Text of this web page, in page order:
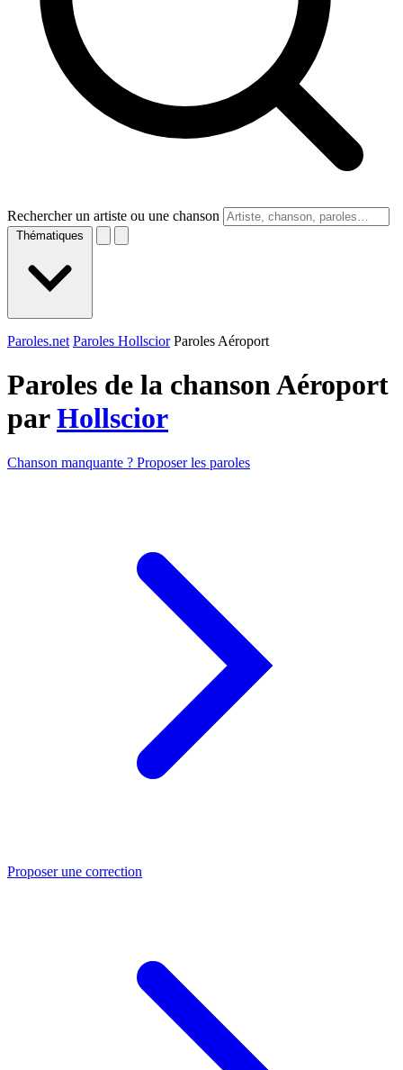
Rechercher un artiste ou une chanson
Thématiques
Paroles.net Paroles Hollscior Paroles Aéroport
Paroles de la chanson Aéroport
parHollscior
Chanson manquante ? Proposer les paroles
Proposer une correction